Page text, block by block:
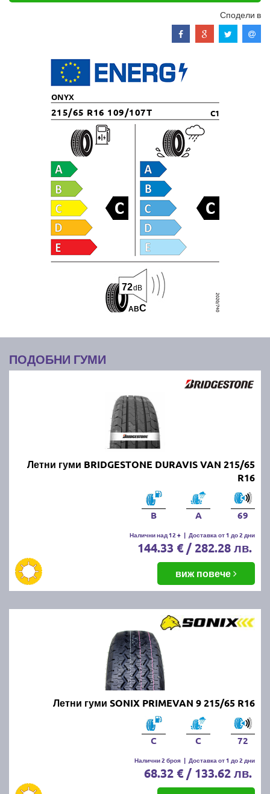
Сподели в
ONYX
215/65 R16 109/107T C1
ABC
72dB
ПОДОБНИ ГУМИ
Летни гуми BRIDGESTONE DURAVIS VAN 215/65
R16
B A 69
Налични над 12 + | Доставка от 1 до 2 дни
144.33 € / 282.28 лв.
виж повече
Летни гуми SONIX PRIMEVAN 9 215/65 R16
C C 72
Налични 2 броя | Доставка от 1 до 2 дни
68.32 € / 133.62 лв.